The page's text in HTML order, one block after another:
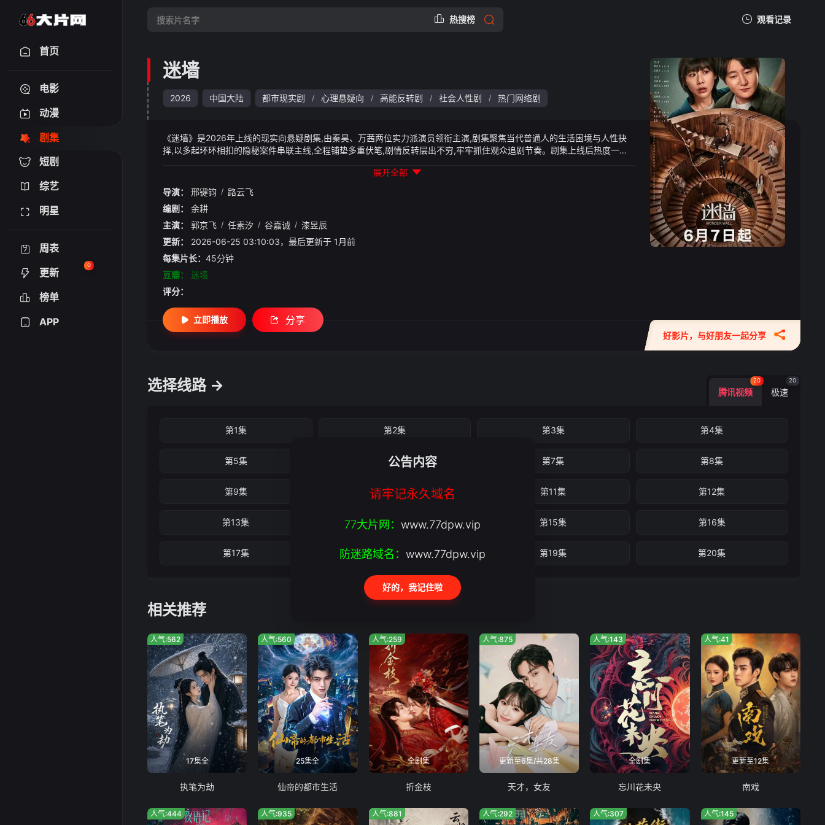
热搜榜 观看记录
暂无观看影片的记录
首页
电影
动漫
剧集
短剧
综艺
明星
周表
更新
0
榜单
APP
迷墙
2026 中国大陆 都市现实剧 / 心理悬疑向 / 高能反转剧 / 社会人性剧 / 热门网络剧
《迷墙》是2026年上线的现实向悬疑剧集,由秦昊、万茜两位实力派演员领衔主演,剧集聚焦当代普通人的生活困境与人性抉
择,以多起环环相扣的隐秘案件串联主线,全程铺垫多重伏笔,剧情反转层出不穷,牢牢抓住观众追剧节奏。剧集上线后热度一路
集跳出悬浮探案套路,以悬疑为外壳,深挖人与人之间的心墙隔阂、人性善恶边界等现实议题,贴合当下大众生活痛点,兼顾悬疑
爽感与现实反思,是今年热度表现亮眼的一部现实题材悬疑网剧。
展开全部
导演：
邢键钧 / 路云飞
编剧：
余耕
主演：
郭京飞 / 任素汐 / 谷嘉诚 / 漆昱辰
更新：
2026-06-25 03:10:03，最后更新于 1月前
每集片长： 45分钟
豆瓣：
迷墙
评分：
好影片，与好朋友一起分享
立即播放 分享
选择线路 → 腾讯视频
20
极速
20
第1集 第2集 第3集 第4集
第5集 第6集 第7集 第8集
第9集 第10集 第11集 第12集
第13集 第14集 第15集 第16集
第17集 第18集 第19集 第20集
相关推荐
17集全
人气:562
执笔为劫
25集全
人气:560
仙帝的都市生活
全剧集
人气:259
折金枝
更新至6集/共28集
人气:875
天才，女友
全剧集
人气:143
忘川花未央
更新至12集
人气:41
南戏
人气:444 人气:935 人气:881 人气:292 人气:307 人气:145
公告内容
请牢记永久域名
77大片网： www.77dpw.vip
防迷路域名： www.77dpw.vip
好的，我记住啦